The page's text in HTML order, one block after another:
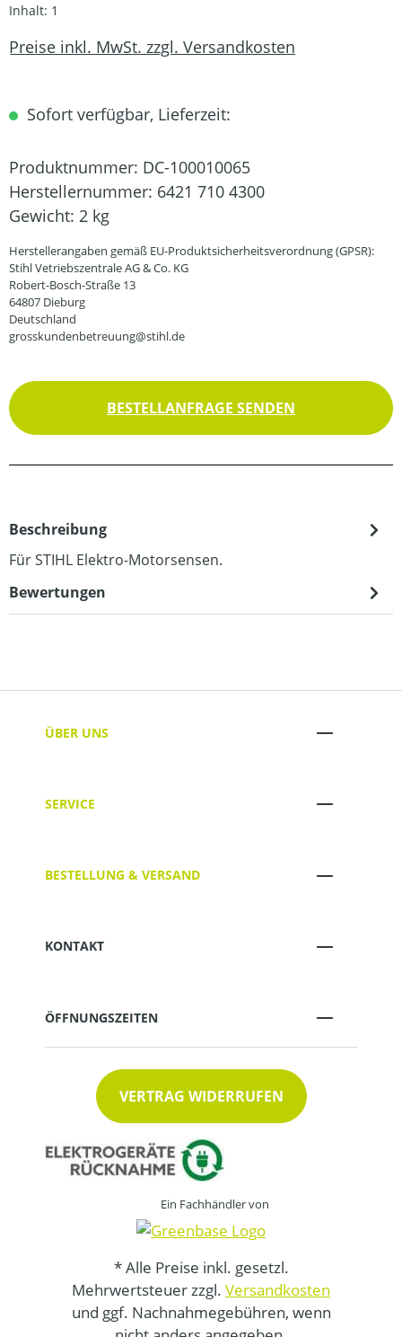
Inhalt: 1
Preise inkl. MwSt. zzgl. Versandkosten
Sofort verfügbar, Lieferzeit:
Produktnummer: DC-100010065
Herstellernummer: 6421 710 4300
Gewicht: 2 kg
Herstellerangaben gemäß EU-Produktsicherheitsverordnung (GPSR):
Stihl Vetriebszentrale AG & Co. KG
Robert-Bosch-Straße 13
64807 Dieburg
Deutschland
grosskundenbetreuung@stihl.de
BESTELLANFRAGE SENDEN
Beschreibung
Für STIHL Elektro-Motorsensen.
Bewertungen
ÜBER UNS
SERVICE
BESTELLUNG & VERSAND
KONTAKT
ÖFFNUNGSZEITEN
VERTRAG WIDERRUFEN
Ein Fachhändler von
* Alle Preise inkl. gesetzl.
Mehrwertsteuer zzgl. Versandkosten
und ggf. Nachnahmegebühren, wenn